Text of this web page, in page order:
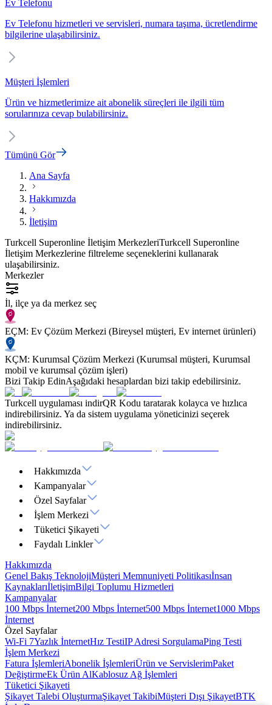
Ev Telefonu
Ev Telefonu hizmetleri ve servisleri, numara taşıma, ücretlendirme
bilgilerine ulaşabilirsiniz.
Müşteri İşlemleri
Ürün ve hizmetlerimize ait abonelik süreçleri ile ilgili tüm
sorularınıza cevap bulabilirsiniz.
Tümünü Gör
Ana Sayfa
Hakkımızda
İletişim
Turkcell Superonline İletişim MerkezleriTurkcell Superonline
İletişim Merkezlerine filtreleme seçeneklerini kullanarak
ulaşabilirsiniz.
Merkezler
İl, ilçe ya da merkez seç
EÇM: Ev Çözüm Merkezi (Bireysel müşteri, Ev internet ürünleri)
KÇM: Kurumsal Çözüm Merkezi (Kurumsal müşteri, Kurumsal
mobil ve kurumsal çözüm işleri)
Bizi Takip EdinAşağıdaki hesaplardan bizi takip edebilirsiniz.
Turkcell uygulaması indirQR Kodu taratarak kolayca ve hızlıca
indirebilirsiniz. Ya da sistem uygulama yöneticinizi seçerek
indirebilirsiniz.
Hakkımızda
Kampanyalar
Özel Sayfalar
İşlem Merkezi
Tüketici Şikayeti
Faydalı Linkler
Hakkımızda
Genel Bakış TeknolojiMüşteri Memnuniyeti Politikasıİnsan
KaynaklarıİletişimBilgi Toplumu Hizmetleri
Kampanyalar
100 Mbps İnternet200 Mbps İnternet500 Mbps İnternet1000 Mbps
İnternet
Özel Sayfalar
Wi-Fi 7Yazlık İnternetHız TestiIP Adresi SorgulamaPing Testi
İşlem Merkezi
Fatura İşlemleriAbonelik İşlemleriÜrün ve ServislerimPaket
DeğiştirmeEk Ürün AlKablosuz Ağ İşlemleri
Tüketici Şikayeti
Şikayet Talebi OluşturmaŞikayet TakibiMüşteri Dışı ŞikayetBTK